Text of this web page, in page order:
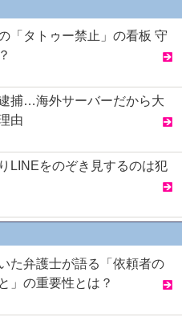
「タトゥー禁止」の看板 守
捕…海外サーバーだから大
由
LINEをのぞき見するのは犯
た弁護士が語る「依頼者の
」の重要性とは？